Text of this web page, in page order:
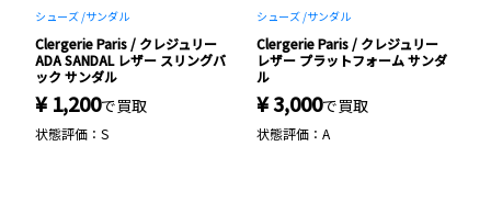
シューズ /サンダル
Clergerie Paris / クレジュリー
ADA SANDAL レザー スリングバ
ック サンダル
¥ 1,200で買取
状態評価：S
シューズ /サンダル
Clergerie Paris / クレジュリー
レザー プラットフォーム サンダ
ル
¥ 3,000で買取
状態評価：A